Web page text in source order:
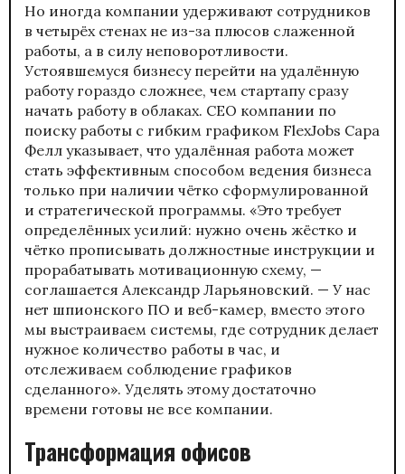
Но иногда компании удерживают сотрудников
в четырёх стенах не из-за плюсов слаженной
работы, а в силу неповоротливости.
Устоявшемуся бизнесу перейти на удалённую
работу гораздо сложнее, чем стартапу сразу
начать работу в облаках. CEO компании по
поиску работы с гибким графиком FlexJobs Сара
Фелл указывает, что удалённая работа может
стать эффективным способом ведения бизнеса
только при наличии чётко сформулированной
и стратегической программы. «Это требует
определённых усилий: нужно очень жёстко и
чётко прописывать должностные инструкции и
прорабатывать мотивационную схему, —
соглашается Александр Ларьяновский. — У нас
нет шпионского ПО и веб-камер, вместо этого
мы выстраиваем системы, где сотрудник делает
нужное количество работы в час, и
отслеживаем соблюдение графиков
сделанного». Уделять этому достаточно
времени готовы не все компании.
Трансформация офисов